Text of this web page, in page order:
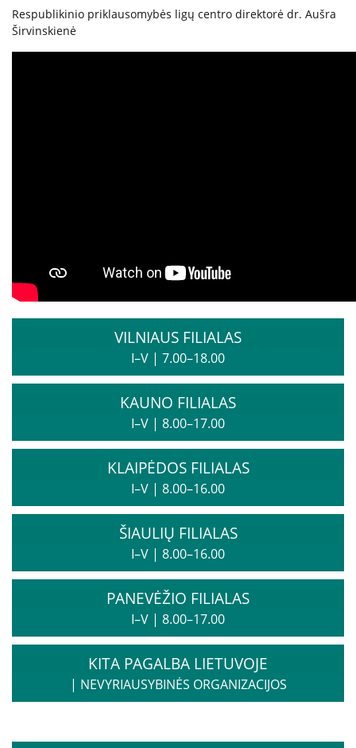
CRAFT specialistų konsultacijos
Informacija tėvams
Informacija psichikos sveikatos centrams
Naujienos
Renginiai
Respublikinio priklausomybės ligų centro direktorė dr. Aušra
Širvinskienė
VILNIAUS FILIALAS
I–V | 7.00–18.00
KAUNO FILIALAS
I–V | 8.00–17.00
KLAIPĖDOS FILIALAS
I–V | 8.00–16.00
ŠIAULIŲ FILIALAS
I–V | 8.00–16.00
PANEVĖŽIO FILIALAS
I–V | 8.00–17.00
KITA PAGALBA LIETUVOJE
| NEVYRIAUSYBINĖS ORGANIZACIJOS